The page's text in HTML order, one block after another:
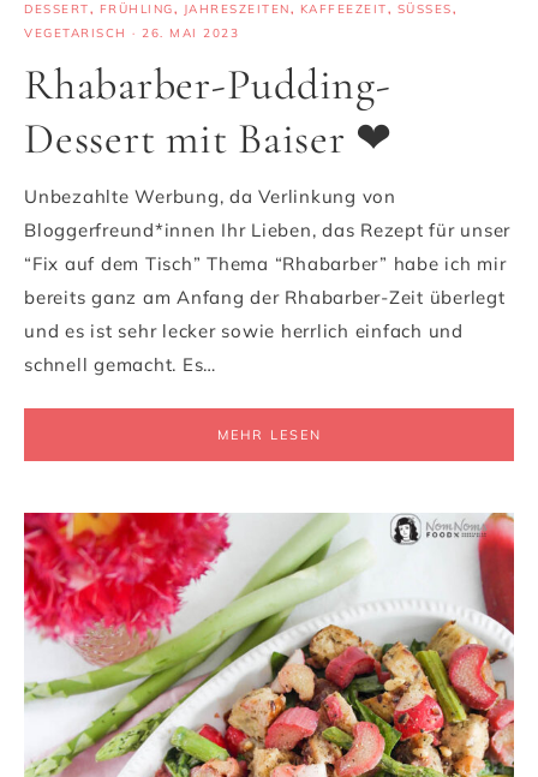
DESSERT, FRÜHLING, JAHRESZEITEN, KAFFEEZEIT, SÜSSES
,
VEGETARISCH · 26. MAI 2023
Rhabarber-Pudding-
Dessert mit Baiser ❤
Unbezahlte Werbung, da Verlinkung von
Bloggerfreund*innen Ihr Lieben, das Rezept für unser
“Fix auf dem Tisch” Thema “Rhabarber” habe ich mir
bereits ganz am Anfang der Rhabarber-Zeit überlegt
und es ist sehr lecker sowie herrlich einfach und
schnell gemacht. Es…
MEHR LESEN